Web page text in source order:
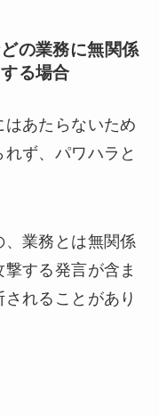
の業務に無関係
る場合
あたらないため
ず、パワハラと
業務とは無関係
する発言が含ま
れることがあり